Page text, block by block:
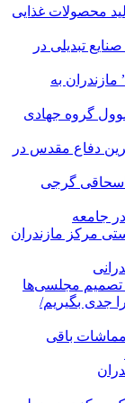
محصولات غذایی
تبدیلی در
مازندران به
گروه جهادی
دفاع مقدس در
اسحاقی گرجی
جامعه
مرکز مازندران
تصمیم مجلسی‌ها
جدی بگیریم/
باقی